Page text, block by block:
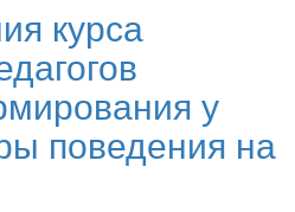
курса
у
поведения на